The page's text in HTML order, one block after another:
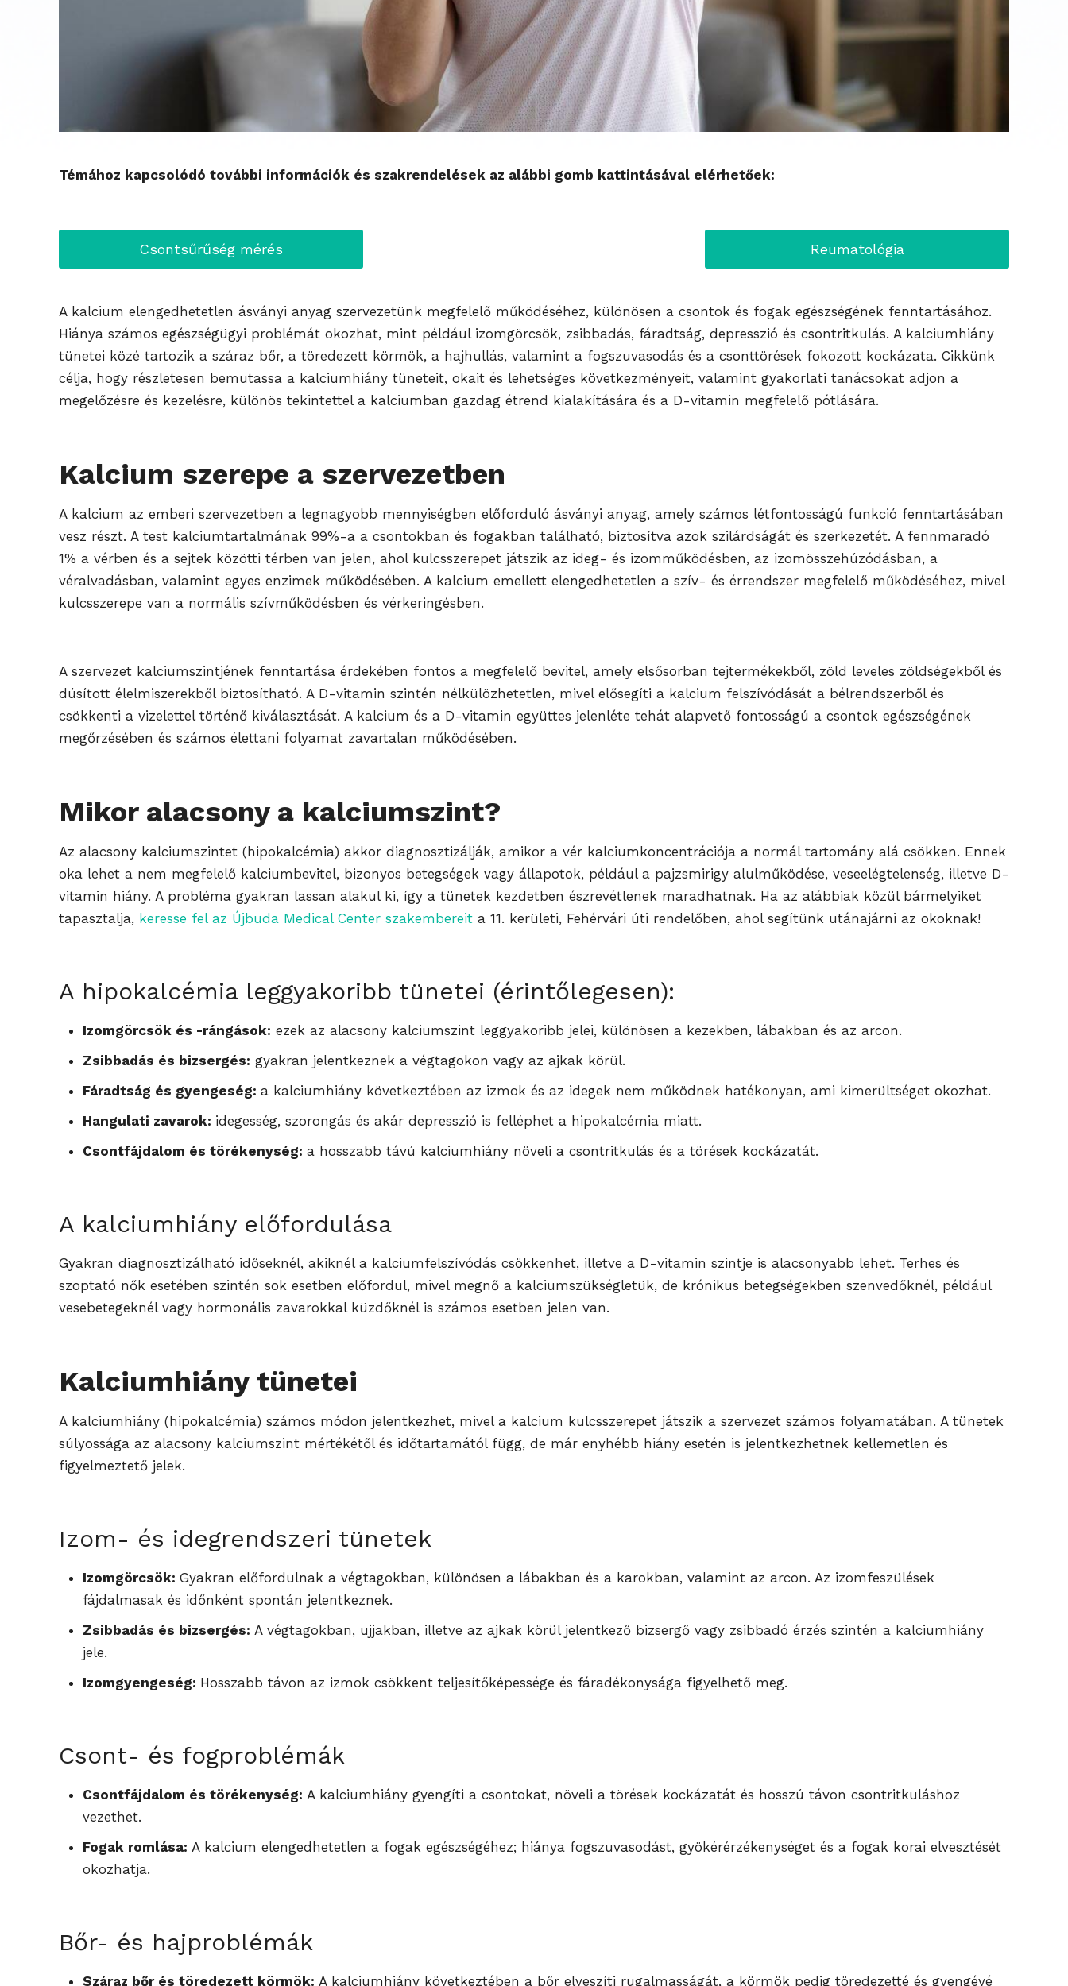
Témához kapcsolódó további információk és szakrendelések az alábbi gomb kattintásával elérhetőek:
Csontsűrűség mérés Reumatológia
A kalcium elengedhetetlen ásványi anyag szervezetünk megfelelő működéséhez, különösen a csontok és fogak egészségének fenntartásához.
Hiánya számos egészségügyi problémát okozhat, mint például izomgörcsök, zsibbadás, fáradtság, depresszió és csontritkulás. A kalciumhiány
tünetei közé tartozik a száraz bőr, a töredezett körmök, a hajhullás, valamint a fogszuvasodás és a csonttörések fokozott kockázata. Cikkünk
célja, hogy részletesen bemutassa a kalciumhiány tüneteit, okait és lehetséges következményeit, valamint gyakorlati tanácsokat adjon a
megelőzésre és kezelésre, különös tekintettel a kalciumban gazdag étrend kialakítására és a D-vitamin megfelelő pótlására.
Kalcium szerepe a szervezetben
A kalcium az emberi szervezetben a legnagyobb mennyiségben előforduló ásványi anyag, amely számos létfontosságú funkció fenntartásában
vesz részt. A test kalciumtartalmának 99%-a a csontokban és fogakban található, biztosítva azok szilárdságát és szerkezetét. A fennmaradó
1% a vérben és a sejtek közötti térben van jelen, ahol kulcsszerepet játszik az ideg- és izomműködésben, az izomösszehúzódásban, a
véralvadásban, valamint egyes enzimek működésében. A kalcium emellett elengedhetetlen a szív- és érrendszer megfelelő működéséhez, mivel
kulcsszerepe van a normális szívműködésben és vérkeringésben.
A szervezet kalciumszintjének fenntartása érdekében fontos a megfelelő bevitel, amely elsősorban tejtermékekből, zöld leveles zöldségekből és
dúsított élelmiszerekből biztosítható. A D-vitamin szintén nélkülözhetetlen, mivel elősegíti a kalcium felszívódását a bélrendszerből és
csökkenti a vizelettel történő kiválasztását. A kalcium és a D-vitamin együttes jelenléte tehát alapvető fontosságú a csontok egészségének
megőrzésében és számos élettani folyamat zavartalan működésében.
Mikor alacsony a kalciumszint?
Az alacsony kalciumszintet (hipokalcémia) akkor diagnosztizálják, amikor a vér kalciumkoncentrációja a normál tartomány alá csökken. Ennek
oka lehet a nem megfelelő kalciumbevitel, bizonyos betegségek vagy állapotok, például a pajzsmirigy alulműködése, veseelégtelenség, illetve D-
vitamin hiány. A probléma gyakran lassan alakul ki, így a tünetek kezdetben észrevétlenek maradhatnak. Ha az alábbiak közül bármelyiket
tapasztalja, keresse fel az Újbuda Medical Center szakembereit a 11. kerületi, Fehérvári úti rendelőben, ahol segítünk utánajárni az okoknak!
A hipokalcémia leggyakoribb tünetei (érintőlegesen):
Izomgörcsök és -rángások: ezek az alacsony kalciumszint leggyakoribb jelei, különösen a kezekben, lábakban és az arcon.
Zsibbadás és bizsergés: gyakran jelentkeznek a végtagokon vagy az ajkak körül.
Fáradtság és gyengeség: a kalciumhiány következtében az izmok és az idegek nem működnek hatékonyan, ami kimerültséget okozhat.
Hangulati zavarok: idegesség, szorongás és akár depresszió is felléphet a hipokalcémia miatt.
Csontfájdalom és törékenység: a hosszabb távú kalciumhiány növeli a csontritkulás és a törések kockázatát.
A kalciumhiány előfordulása
Gyakran diagnosztizálható időseknél, akiknél a kalciumfelszívódás csökkenhet, illetve a D-vitamin szintje is alacsonyabb lehet. Terhes és
szoptató nők esetében szintén sok esetben előfordul, mivel megnő a kalciumszükségletük, de krónikus betegségekben szenvedőknél, például
vesebetegeknél vagy hormonális zavarokkal küzdőknél is számos esetben jelen van.
Kalciumhiány tünetei
A kalciumhiány (hipokalcémia) számos módon jelentkezhet, mivel a kalcium kulcsszerepet játszik a szervezet számos folyamatában. A tünetek
súlyossága az alacsony kalciumszint mértékétől és időtartamától függ, de már enyhébb hiány esetén is jelentkezhetnek kellemetlen és
figyelmeztető jelek.
Izom- és idegrendszeri tünetek
Izomgörcsök: Gyakran előfordulnak a végtagokban, különösen a lábakban és a karokban, valamint az arcon. Az izomfeszülések
fájdalmasak és időnként spontán jelentkeznek.
Zsibbadás és bizsergés: A végtagokban, ujjakban, illetve az ajkak körül jelentkező bizsergő vagy zsibbadó érzés szintén a kalciumhiány
jele.
Izomgyengeség: Hosszabb távon az izmok csökkent teljesítőképessége és fáradékonysága figyelhető meg.
Csont- és fogproblémák
Csontfájdalom és törékenység: A kalciumhiány gyengíti a csontokat, növeli a törések kockázatát és hosszú távon csontritkuláshoz
vezethet.
Fogak romlása: A kalcium elengedhetetlen a fogak egészségéhez; hiánya fogszuvasodást, gyökérérzékenységet és a fogak korai elvesztését
okozhatja.
Bőr- és hajproblémák
Száraz bőr és töredezett körmök: A kalciumhiány következtében a bőr elveszíti rugalmasságát, a körmök pedig töredezetté és gyengévé